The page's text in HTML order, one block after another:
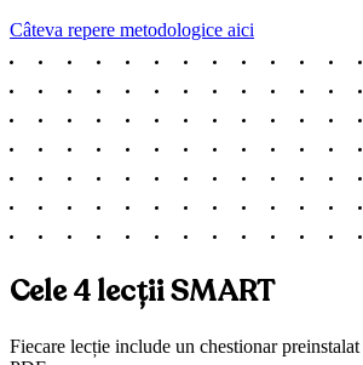
Câteva repere metodologice aici
Cele4lecții SMART
Fiecare lecție include un chestionar